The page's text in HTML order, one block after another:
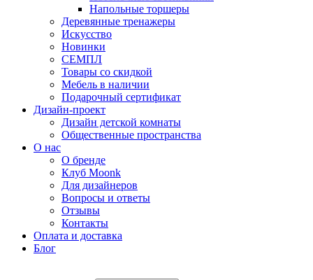
Напольные торшеры
Деревянные тренажеры
Искусство
Новинки
СЕМПЛ
Товары со скидкой
Мебель в наличии
Подарочный сертификат
Дизайн-проект
Дизайн детской комнаты
Общественные пространства
О нас
О бренде
Клуб Moonk
Для дизайнеров
Вопросы и ответы
Отзывы
Контакты
Оплата и доставка
Блог